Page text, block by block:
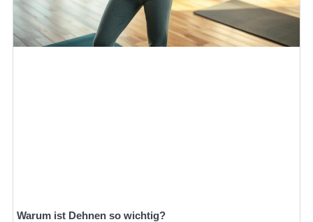
Warum ist Dehnen so wichtig?